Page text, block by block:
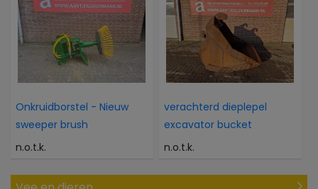
Onkruidborstel - Nieuw
sweeper brush
n.o.t.k.
verachterd dieplepel
excavator bucket
n.o.t.k.